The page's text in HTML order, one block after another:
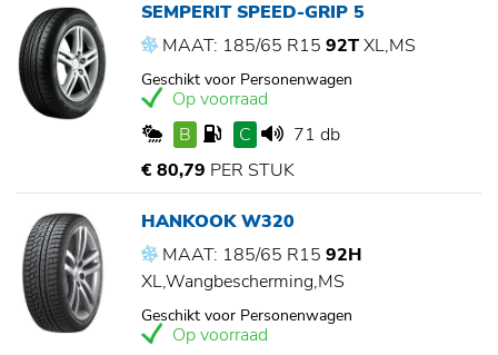
SEMPERIT SPEED-GRIP 5
MAAT: 185/65 R15 92TXL,MS
Geschikt voor Personenwagen
Op voorraad
B
C
71 db
€ 80,79 PER STUK
HANKOOK W320
MAAT: 185/65 R15 92H
XL,Wangbescherming,MS
Geschikt voor Personenwagen
Op voorraad